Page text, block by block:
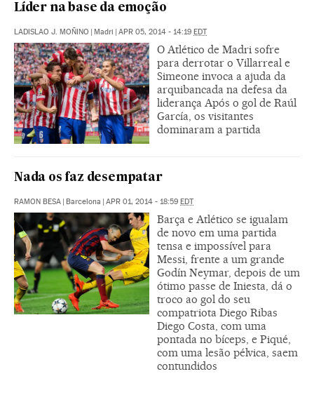
Líder na base da emoção
LADISLAO J. MOÑINO | Madri | APR 05, 2014 - 14:19 EDT
O Atlético de Madri sofre
para derrotar o Villarreal e
Simeone invoca a ajuda da
arquibancada na defesa da
liderança Após o gol de Raúl
García, os visitantes
dominaram a partida
Nada os faz desempatar
RAMON BESA Barcelona APR 01, 2014 - 18:59 EDT
Barça e Atlético se igualam
de novo em uma partida
tensa e impossível para
Messi, frente a um grande
Godín Neymar, depois de um
ótimo passe de Iniesta, dá o
troco ao gol do seu
compatriota Diego Ribas
Diego Costa, com uma
pontada no bíceps, e Piqué,
com uma lesão pélvica, saem
contundidos